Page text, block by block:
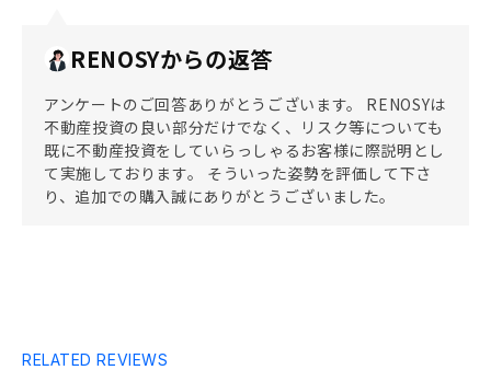
RENOSYからの返答
アンケートのご回答ありがとうございます。 RENOSYは
不動産投資の良い部分だけでなく、リスク等についても
既に不動産投資をしていらっしゃるお客様に際説明とし
て実施しております。 そういった姿勢を評価して下さ
り、追加での購入誠にありがとうございました。
RELATED REVIEWS